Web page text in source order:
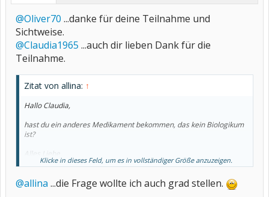
@Oliver70 ...danke für deine Teilnahme und
Sichtweise.
@Claudia1965 ...auch dir lieben Dank für die
Teilnahme.
Zitat von allina: ↑
Hallo Claudia,
hast du ein anderes Medikament bekommen, das kein Biologikum
ist?
Alles Liebe
Klicke in dieses Feld, um es in vollständiger Größe anzuzeigen.
@allina ...die Frage wollte ich auch grad stellen.